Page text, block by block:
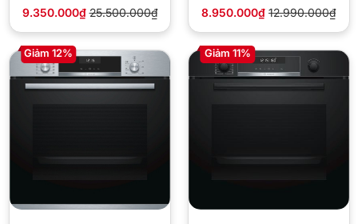
9.350.000₫ 25.500.000₫ 8.950.000₫ 12.990.000₫
Giảm 12% Giảm 11%